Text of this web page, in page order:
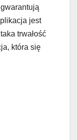
jest
trwałość
która się